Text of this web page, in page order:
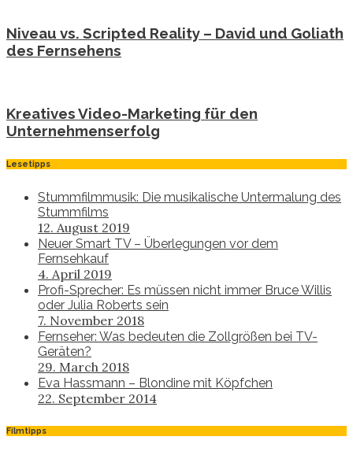
Niveau vs. Scripted Reality – David und Goliath
des Fernsehens
Kreatives Video-Marketing für den
Unternehmenserfolg
Lesetipps
Stummfilmmusik: Die musikalische Untermalung des
Stummfilms
12. August 2019
Neuer Smart TV – Überlegungen vor dem
Fernsehkauf
4. April 2019
Profi-Sprecher: Es müssen nicht immer Bruce Willis
oder Julia Roberts sein
7. November 2018
Fernseher: Was bedeuten die Zollgrößen bei TV-
Geräten?
29. March 2018
Eva Hassmann – Blondine mit Köpfchen
22. September 2014
Filmtipps